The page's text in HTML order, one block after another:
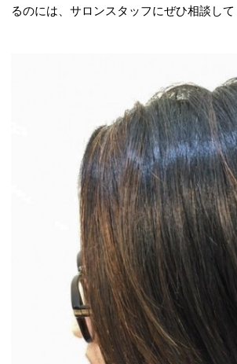
るのには、サロンスタッフにぜひ相談して